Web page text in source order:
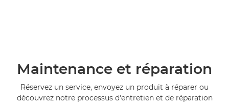
Maintenance et réparation
Réservez un service, envoyez un produit à réparer ou
découvrez notre processus d'entretien et de réparation